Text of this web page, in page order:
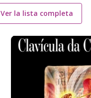
Ver la lista completa